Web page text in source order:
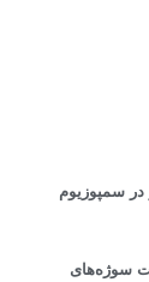
در سمپوزیوم
سوژه‌های